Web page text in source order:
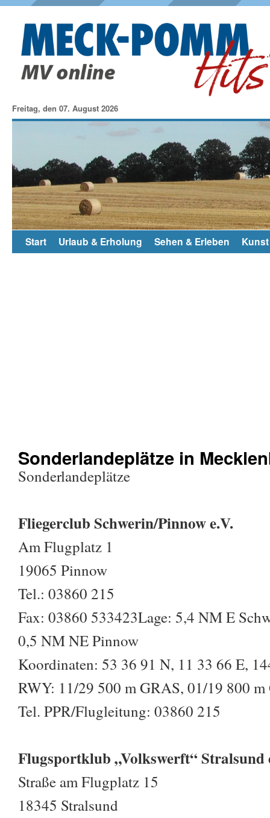
Freitag, den 07. August 2026
Start Urlaub & Erholung Sehen & Erleben
Sonderlandeplätze in
Sonderlandeplätze
Fliegerclub Schwerin/Pinnow e.V.
Am Flugplatz 1
19065 Pinnow
Tel.: 03860 215
Fax: 03860 533423Lage: 5,4 NM E
0,5 NM NE Pinnow
Koordinaten: 53 36 91 N, 11 33 66 E,
RWY: 11/29 500 m GRAS, 01/19 800
Tel. PPR/Flugleitung: 03860 215
Flugsportklub „Volkswerft“ Stralsund
Straße am Flugplatz 15
18345 Stralsund